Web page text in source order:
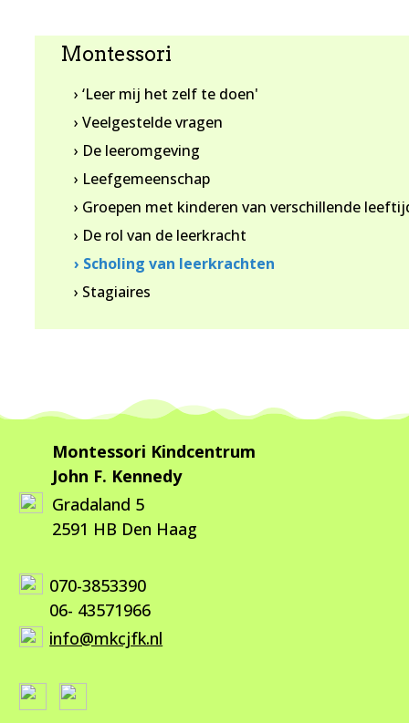
Montessori
› ‘Leer mij het zelf te doen'
› Veelgestelde vragen
› De leeromgeving
› Leefgemeenschap
› Groepen met kinderen van verschillende
› De rol van de leerkracht
› Scholing van leerkrachten
› Stagiaires
Montessori Kindcentrum
John F. Kennedy
Gradaland 5
2591 HB Den Haag
070-3853390
06- 43571966
info@mkcjfk.nl